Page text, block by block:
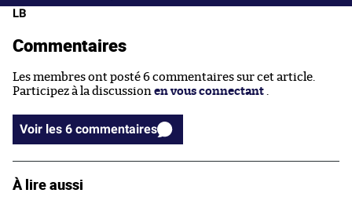
LB
Commentaires
Les membres ont posté 6 commentaires sur cet article.
Participez à la discussion en vous connectant
Voir les 6 commentaires
À lire aussi